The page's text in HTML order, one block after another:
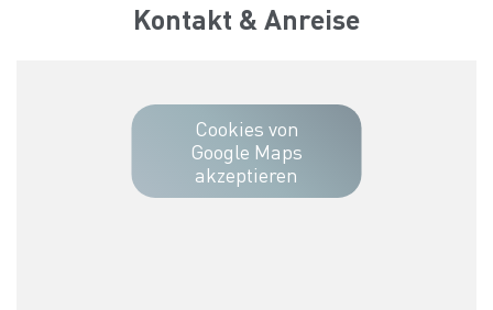
Kontakt & Anreise
Cookies von
Google Maps
akzeptieren